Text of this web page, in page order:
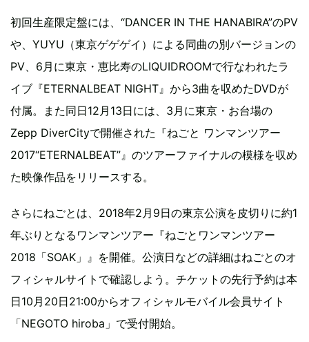
初回生産限定盤には、“DANCER IN THE HANABIRA”のPV
や、YUYU（東京ゲゲゲイ）による同曲の別バージョンの
PV、6月に東京・恵比寿のLIQUIDROOMで行なわれたラ
イブ『ETERNALBEAT NIGHT』から3曲を収めたDVDが
付属。また同日12月13日には、3月に東京・お台場の
Zepp DiverCityで開催された『ねごと ワンマンツアー
2017“ETERNALBEAT”』のツアーファイナルの模様を収め
た映像作品をリリースする。
さらにねごとは、2018年2月9日の東京公演を皮切りに約1
年ぶりとなるワンマンツアー『ねごとワンマンツアー
2018「SOAK」』を開催。公演日などの詳細はねごとのオ
フィシャルサイトで確認しよう。チケットの先行予約は本
日10月20日21:00からオフィシャルモバイル会員サイト
「NEGOTO hiroba」で受付開始。